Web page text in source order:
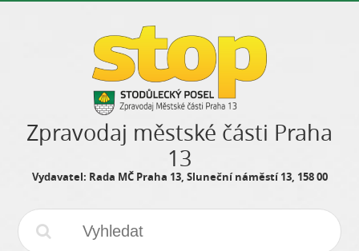
Zpravodaj městské části Praha
13
Vydavatel: Rada MČ Praha 13, Sluneční náměstí 13, 158 00